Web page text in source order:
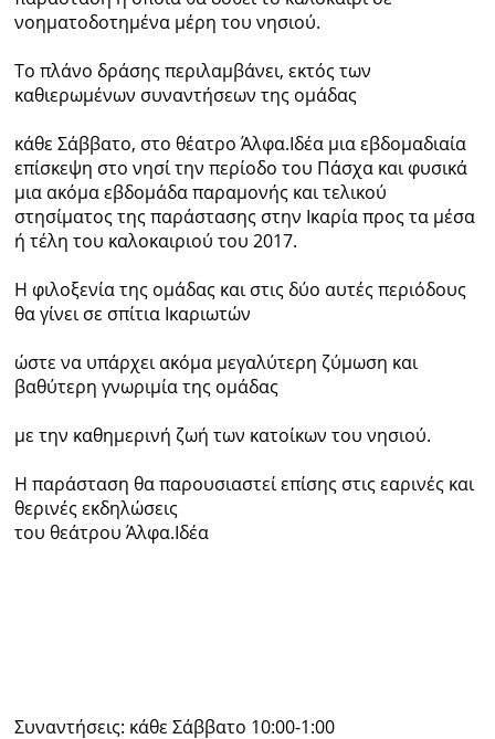
νοηματοδοτημένα μέρη του νησιού.
Το πλάνο δράσης περιλαμβάνει, εκτός των
καθιερωμένων συναντήσεων της ομάδας
κάθε Σάββατο, στο θέατρο Άλφα.Ιδέα μια εβδομαδιαία
επίσκεψη στο νησί την περίοδο του Πάσχα και φυσικά
μια ακόμα εβδομάδα παραμονής και τελικού
στησίματος της παράστασης στην Ικαρία προς τα μέσα
ή τέλη του καλοκαιριού του 2017.
Η φιλοξενία της ομάδας και στις δύο αυτές περιόδους
θα γίνει σε σπίτια Ικαριωτών
ώστε να υπάρχει ακόμα μεγαλύτερη ζύμωση και
βαθύτερη γνωριμία της ομάδας
με την καθημερινή ζωή των κατοίκων του νησιού.
Η παράσταση θα παρουσιαστεί επίσης στις εαρινές και
θερινές εκδηλώσεις
του θεάτρου Άλφα.Ιδέα
Συναντήσεις: κάθε Σάββατο 10:00-1:00